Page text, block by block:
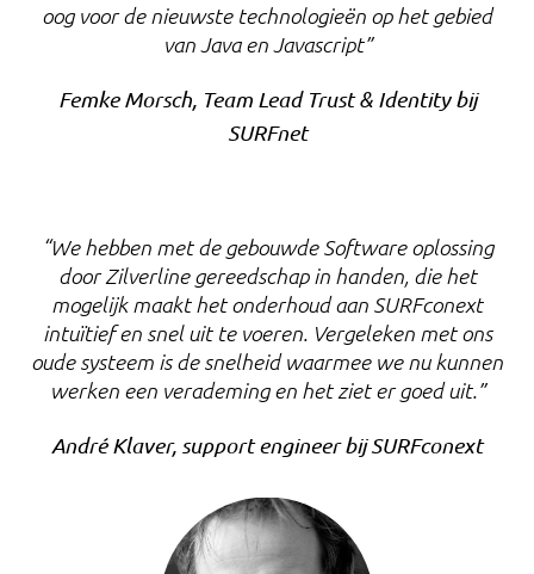
oog voor de nieuwste technologieën op het gebied
van Java en Javascript”
Femke Morsch, Team Lead Trust & Identity bij
SURFnet
“We hebben met de gebouwde Software oplossing
door Zilverline gereedschap in handen, die het
mogelijk maakt het onderhoud aan SURFconext
intuïtief en snel uit te voeren. Vergeleken met ons
oude systeem is de snelheid waarmee we nu kunnen
werken een verademing en het ziet er goed uit.”
André Klaver, support engineer bij SURFconext